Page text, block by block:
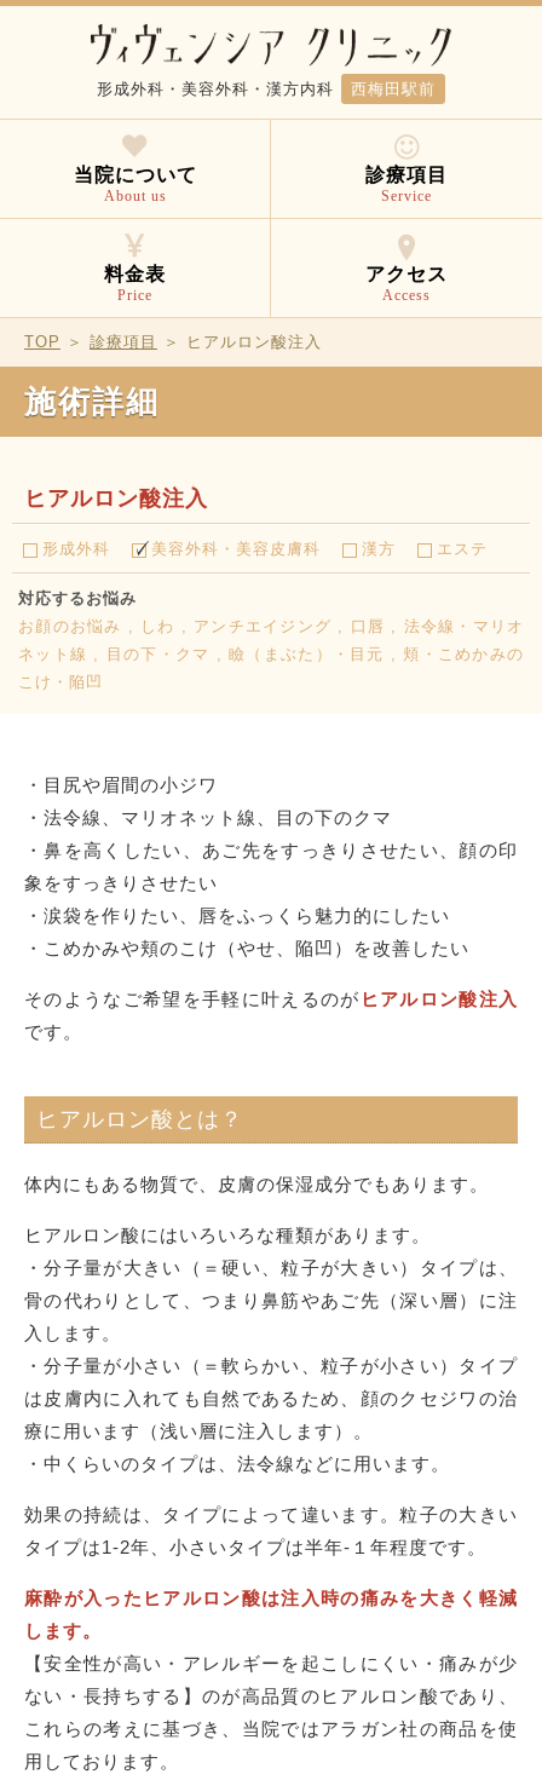
形成外科・美容外科・漢方内科 西梅田駅前
当院について
About us
診療項目
Service
料金表
Price
アクセス
Access
TOP ＞ 診療項目 ＞ ヒアルロン酸注入
施術詳細
ヒアルロン酸注入
形成外科 美容外科・美容皮膚科 漢方 エステ
対応するお悩み
お顔のお悩み , しわ , アンチエイジング , 口唇 , 法令線・マリオ
ネット線 , 目の下・クマ , 瞼（まぶた）・目元 , 頬・こめかみの
こけ・陥凹
・目尻や眉間の小ジワ
・法令線、マリオネット線、目の下のクマ
・鼻を高くしたい、あご先をすっきりさせたい、顔の印
象をすっきりさせたい
・涙袋を作りたい、唇をふっくら魅力的にしたい
・こめかみや頬のこけ（やせ、陥凹）を改善したい
そのようなご希望を手軽に叶えるのが ヒアルロン酸注入
です。
ヒアルロン酸とは？
体内にもある物質で、皮膚の保湿成分でもあります。
ヒアルロン酸にはいろいろな種類があります。
・分子量が大きい（＝硬い、粒子が大きい）タイプは、
骨の代わりとして、つまり鼻筋やあご先（深い層）に注
入します。
・分子量が小さい（＝軟らかい、粒子が小さい）タイプ
は皮膚内に入れても自然であるため、顔のクセジワの治
療に用います（浅い層に注入します）。
・中くらいのタイプは、法令線などに用います。
効果の持続は、タイプによって違います。粒子の大きい
タイプは1-2年、小さいタイプは半年-１年程度です。
麻酔が入ったヒアルロン酸は注入時の痛みを大きく軽減
します。
【安全性が高い・アレルギーを起こしにくい・痛みが少
ない・長持ちする】のが高品質のヒアルロン酸であり、
これらの考えに基づき、当院ではアラガン社の商品を使
用しております。